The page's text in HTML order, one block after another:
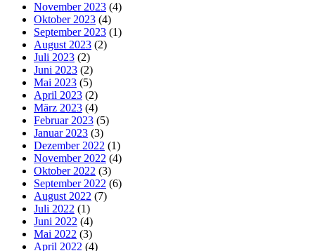
November 2023 (4)
Oktober 2023 (4)
September 2023 (1)
August 2023 (2)
Juli 2023 (2)
Juni 2023 (2)
Mai 2023 (5)
April 2023 (2)
März 2023 (4)
Februar 2023 (5)
Januar 2023 (3)
Dezember 2022 (1)
November 2022 (4)
Oktober 2022 (3)
September 2022 (6)
August 2022 (7)
Juli 2022 (1)
Juni 2022 (4)
Mai 2022 (3)
April 2022 (4)